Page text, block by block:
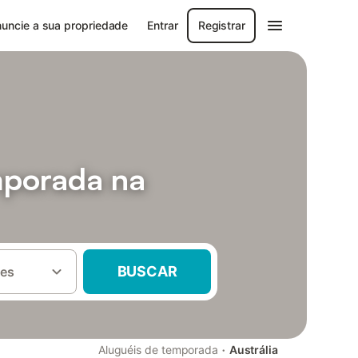
a sua propriedade Entrar Registrar
na
BUSCAR
Aluguéis de temporada · Austrália